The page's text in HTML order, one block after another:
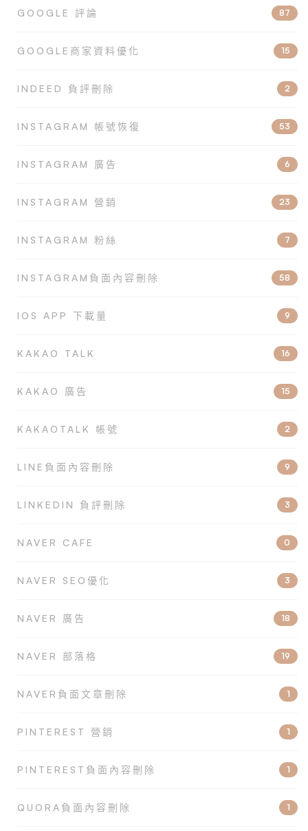
GOOGLE 評論 87
GOOGLE商家資料優化 15
INDEED 負評刪除 2
INSTAGRAM 帳號恢復 53
INSTAGRAM 廣告 6
INSTAGRAM 營銷 23
INSTAGRAM 粉絲 7
INSTAGRAM負面內容刪除 58
IOS APP 下載量 9
KAKAO TALK 16
KAKAO 廣告 15
KAKAOTALK 帳號 2
LINE負面內容刪除 9
LINKEDIN 負評刪除 3
NAVER CAFE 0
NAVER SEO優化 3
NAVER 廣告 18
NAVER 部落格 19
NAVER負面文章刪除 1
PINTEREST 營銷 1
PINTEREST負面內容刪除 1
QUORA負面內容刪除 1